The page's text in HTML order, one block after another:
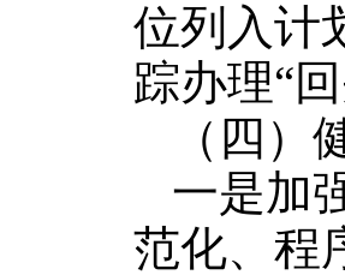
位列入计
踪办理“
（四
一是加
范化、程